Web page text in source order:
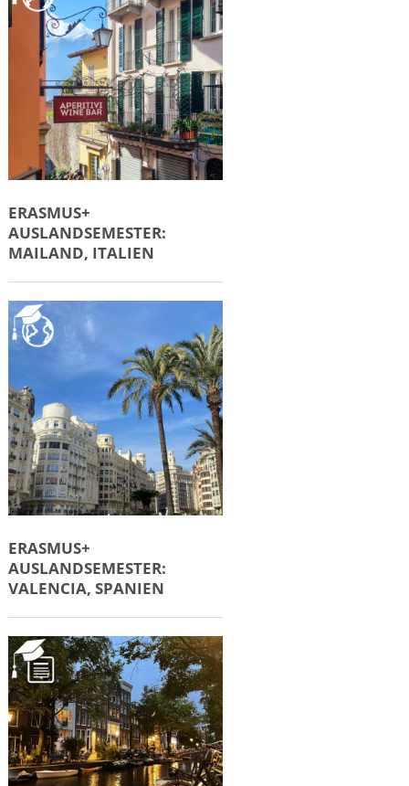
ERASMUS+
AUSLANDSEMESTER:
MAILAND, ITALIEN
ERASMUS+
AUSLANDSEMESTER:
VALENCIA, SPANIEN